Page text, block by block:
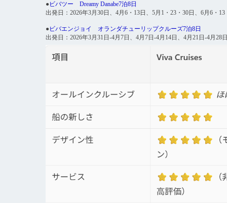
●ビバツー Dreamy Danabe7泊8日
出発日：2026年3月30日、4月6・13日、5月1・23・30日、6月6・
●ビバエンジョイ オランダチューリップクルーズ7泊8日
出発日：2026年3月31日-4月7日、4月7日-4月14日、4月21日-4月28